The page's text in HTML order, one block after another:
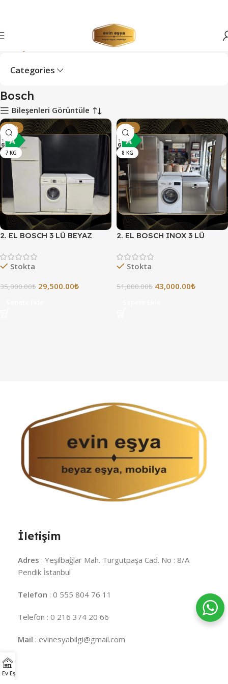
Categories
Bosch
Bileşenleri Görüntüle
-16%
7 KG
2. EL BOSCH 3 LÜ BEYAZ
TAKSİT
Stokta
35,000.00₺ 29,500.00₺
-16%
8 KG
2. EL BOSCH INOX 3 LÜ
Stokta
51,000.00₺ 43,000.00₺
İletişim
Adres : Yeşilbağlar Mah. Turgutpaşa Cad. No : 8/A
Pendik İstanbul
Telefon : 0 555 804 76 11
Telefon : 0 216 374 20 66
Mail : evinesyabilgi@gmail.com
minder
Eşyaları